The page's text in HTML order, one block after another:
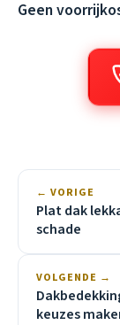
Geen
← VORIGE
Plat dak
schade
VOLGENDE →
keuzes